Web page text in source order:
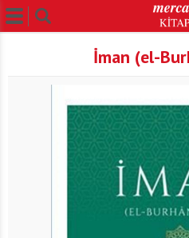
İman (el-